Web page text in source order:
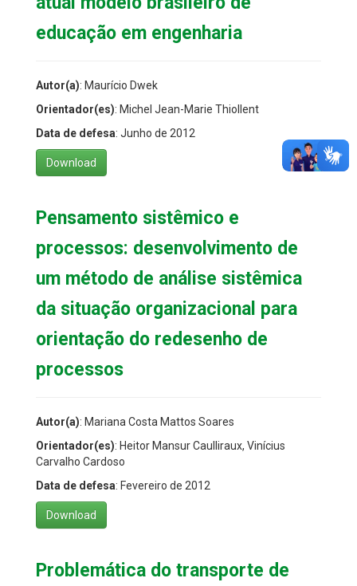
educação em engenharia
Autor(a): Maurício Dwek
Orientador(es): Michel Jean-Marie Thiollent
Data de defesa: Junho de 2012
Download
Pensamento sistêmico e
processos: desenvolvimento de
um método de análise sistêmica
da situação organizacional para
orientação do redesenho de
processos
Autor(a): Mariana Costa Mattos Soares
Orientador(es): Heitor Mansur Caulliraux, Vinícius
Carvalho Cardoso
Data de defesa: Fevereiro de 2012
Download
Problemática do transporte de